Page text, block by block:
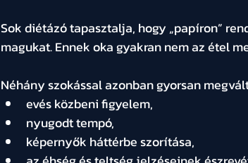
Sok diétázó tapasztalja, hogy „papíron”
magukat. Ennek oka gyakran nem az étel
Néhány szokással azonban gyorsan
evés közbeni figyelem,
nyugodt tempó,
képernyők háttérbe szorítása,